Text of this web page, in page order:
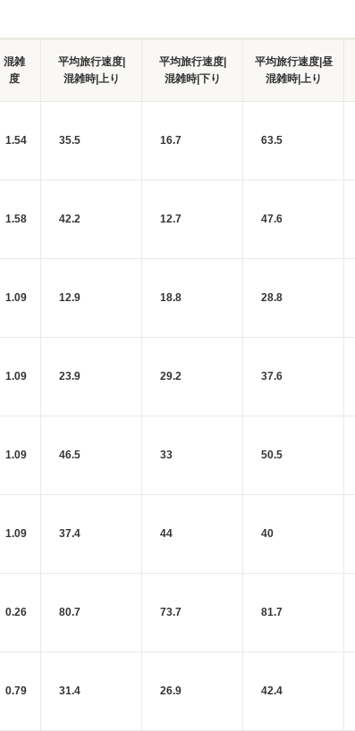
混雑
度
平均旅行速度|
混雑時|上り
平均旅行速度|
混雑時|下り
平均旅行速度|昼
混雑時|上り
1.54 35.5 16.7 63.5
1.58 42.2 12.7 47.6
1.09 12.9 18.8 28.8
1.09 23.9 29.2 37.6
1.09 46.5 33 50.5
1.09 37.4 44 40
0.26 80.7 73.7 81.7
0.79 31.4 26.9 42.4